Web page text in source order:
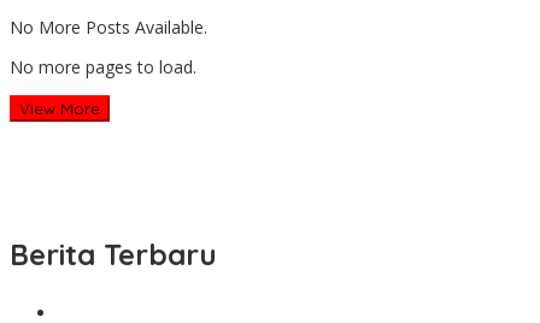
No More Posts Available.
No more pages to load.
View More
Berita Terbaru